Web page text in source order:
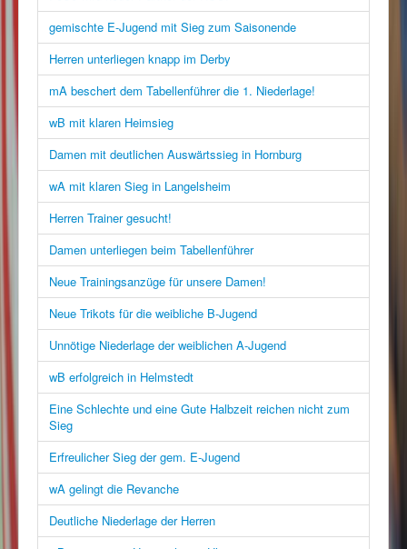
gemischte E-Jugend mit Sieg zum Saisonende
Herren unterliegen knapp im Derby
mA beschert dem Tabellenführer die 1. Niederlage!
wB mit klaren Heimsieg
Damen mit deutlichen Auswärtssieg in Hornburg
wA mit klaren Sieg in Langelsheim
Herren Trainer gesucht!
Damen unterliegen beim Tabellenführer
Neue Trainingsanzüge für unsere Damen!
Neue Trikots für die weibliche B-Jugend
Unnötige Niederlage der weiblichen A-Jugend
wB erfolgreich in Helmstedt
Eine Schlechte und eine Gute Halbzeit reichen nicht zum
Sieg
Erfreulicher Sieg der gem. E-Jugend
wA gelingt die Revanche
Deutliche Niederlage der Herren